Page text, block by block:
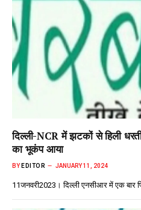
दिल्ली-NCR में झटकों से हिली
का भूकंप आया
BY EDITOR JANUARY 11, 2024
11जनवरी2023। दिल्ली एनसीआर में एक